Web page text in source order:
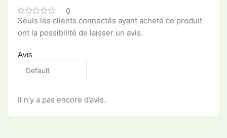
0
Avis
Il n’y a pas encore d’avis.
Seuls les clients connectés ayant acheté ce produit
ont la possibilité de laisser un avis.